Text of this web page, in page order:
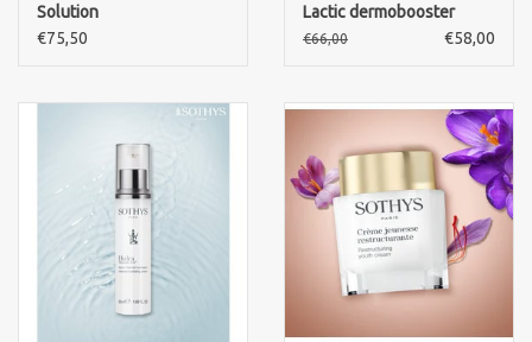
Solution
€75,50
Lactic dermobooster
€66,00 €58,00